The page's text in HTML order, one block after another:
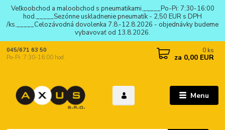
Veľkoobchod a maloobchod s pneumatikami._____Po-Pi: 7:30-16:00
hod._____Sezónne uskladnenie pneumatík - 2,50 EUR s DPH
/ks._____Celozávodná dovolenka 7.8.-12.8.2026 - objednávky budeme
vybavovať od 13.8.2026.
Menu
045/671 63 50
Po-Pi: 7:30-16:00 hod.
0 ks
za 0,00 EUR